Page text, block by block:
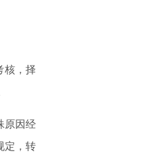
核，择
原因经
定，转